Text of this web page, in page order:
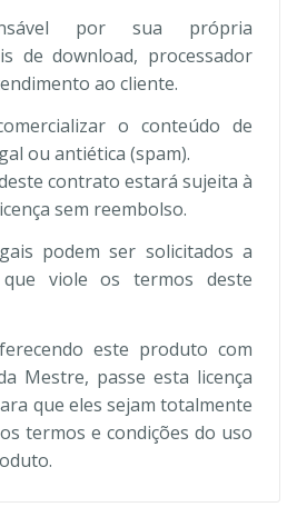
por sua própria
de download, processador
ao cliente.
o conteúdo de
ou antiética (spam).
contrato estará sujeita à
sem reembolso.
podem ser solicitados a
viole os termos deste
este produto com
Mestre, passe esta licença
que eles sejam totalmente
termos e condições do uso